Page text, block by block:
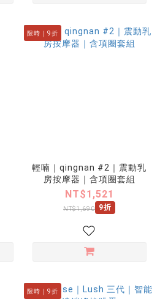
限時｜9折
輕喃｜qingnan #2｜震動乳
房按摩器｜含項圈套組
NT$1,521
NT$1,690 9折
限時｜9折